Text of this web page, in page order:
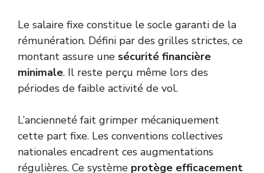
Le salaire fixe constitue le socle garanti de la
rémunération. Défini par des grilles strictes, ce
montant assure une sécurité financière
minimale. Il reste perçu même lors des
périodes de faible activité de vol.
L’ancienneté fait grimper mécaniquement
cette part fixe. Les conventions collectives
nationales encadrent ces augmentations
régulières. Ce système protège efficacement